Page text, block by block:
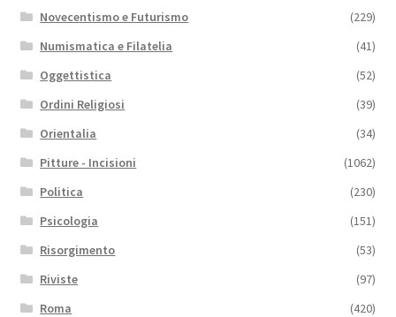
Novecentismo e Futurismo
(229)
Numismatica e Filatelia
(41)
Oggettistica
(52)
Ordini Religiosi
(39)
Orientalia
(34)
Pitture - Incisioni
(1062)
Politica
(230)
Psicologia
(151)
Risorgimento
(53)
Riviste
(97)
Roma
(420)